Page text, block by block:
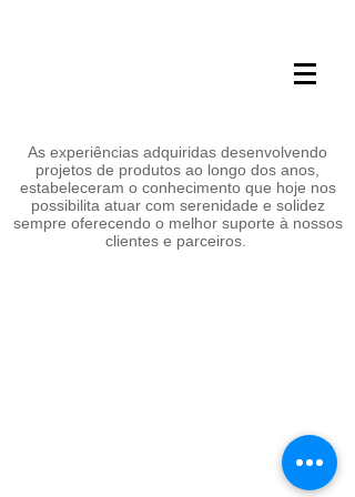
As experiências adquiridas desenvolvendo
projetos de produtos ao longo dos anos,
estabeleceram o conhecimento que hoje nos
possibilita atuar com serenidade e solidez
sempre oferecendo o melhor suporte à nossos
clientes e parceiros.